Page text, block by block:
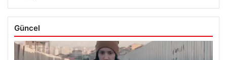
Güncel